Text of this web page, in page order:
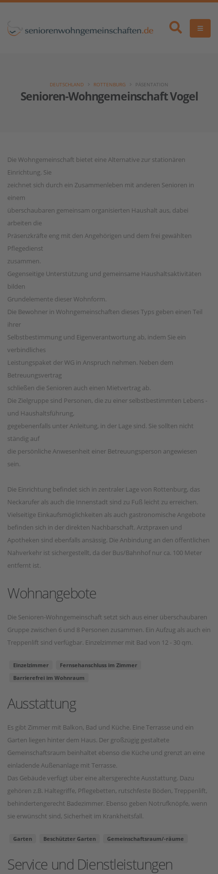
Senioren-Wohngemeinschaft Vogel
DEUTSCHLAND ROTTENBURG PÄSENTATION
Die Wohngemeinschaft bietet eine Alternative zur stationären
Einrichtung. Sie
zeichnet sich durch ein Zusammenleben mit anderen Senioren in
einem
überschaubaren gemeinsam organisierten Haushalt aus, dabei
arbeiten die
Präsenzkräfte eng mit den Angehörigen und dem frei gewählten
Pflegedienst
zusammen.
Gegenseitige Unterstützung und gemeinsame Haushaltsaktivitäten
bilden
Grundelemente dieser Wohnform.
Die Bewohner in Wohngemeinschaften dieses Typs geben einen Teil
ihrer
Selbstbestimmung und Eigenverantwortung ab, indem Sie ein
verbindliches
Leistungspaket der WG in Anspruch nehmen. Neben dem
Betreuungsvertrag
schließen die Senioren auch einen Mietvertrag ab.
Die Zielgruppe sind Personen, die zu einer selbstbestimmten Lebens -
und Haushaltsführung,
gegebenenfalls unter Anleitung, in der Lage sind. Sie sollten nicht
ständig auf
die persönliche Anwesenheit einer Betreuungsperson angewiesen
sein.
Die Einrichtung befindet sich in zentraler Lage von Rottenburg, das
Neckarufer als auch die Innenstadt sind zu Fuß leicht zu erreichen.
Vielseitige Einkaufsmöglichkeiten als auch gastronomische Angebote
befinden sich in der direkten Nachbarschaft. Arztpraxen und
Apotheken sind ebenfalls ansässig. Die Anbindung an den öffentlichen
Nahverkehr ist sichergestellt, da der Bus/Bahnhof nur ca. 100 Meter
entfernt ist.
Wohnangebote
Die Senioren-Wohngemeinschaft setzt sich aus einer überschaubaren
Gruppe zwischen 6 und 8 Personen zusammen. Ein Aufzug als auch ein
Treppenlift sind verfügbar. Einzelzimmer mit Bad von 12 - 30 qm.
Einzelzimmer
Fernsehanschluss im Zimmer
Barrierefrei im Wohnraum
Ausstattung
Es gibt Zimmer mit Balkon, Bad und Küche. Eine Terrasse und ein
Garten liegen hinter dem Haus. Der großzügig gestaltete
Gemeinschaftsraum beinhaltet ebenso die Küche und grenzt an eine
einladende Außenanlage mit Terrasse.
Das Gebäude verfügt über eine altersgerechte Ausstattung. Dazu
gehören z.B. Haltegriffe, Pflegebetten, rutschfeste Böden, Treppenlift,
behindertengerecht Badezimmer. Ebenso geben Notrufknöpfe, wenn
sie erwünscht sind, Sicherheit im Krankheitsfall.
Garten Beschützter Garten Gemeinschaftsraum/-räume
Service und Dienstleistungen